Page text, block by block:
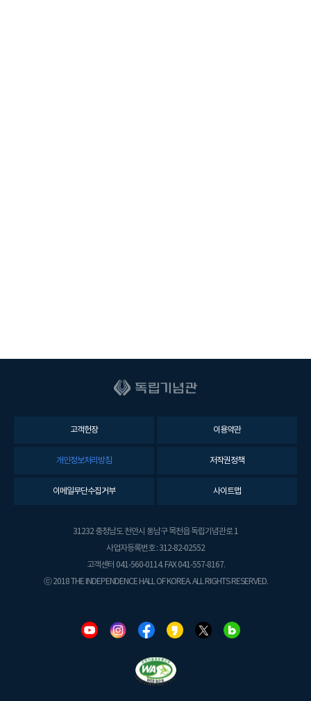
고객헌장 이용약관
개인정보처리방침 저작권정책
이메일무단수집거부 사이트맵
31232 충청남도 천안시 동남구 목천읍 독립기념관로 1
사업자등록번호 : 312-82-02552
고객센터 041-560-0114. FAX 041-557-8167.
ⓒ 2018 THE INDEPENDENCE HALL OF KOREA. ALL RIGHTS RESERVED.